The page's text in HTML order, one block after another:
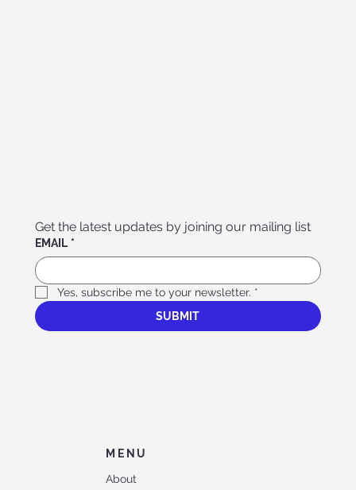
Get the latest updates by joining our mailing list
EMAIL *
Yes, subscribe me to your newsletter. *
SUBMIT
MENU
About